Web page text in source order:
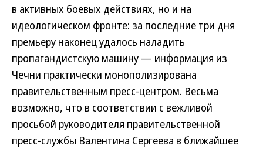
в активных боевых действиях, но и на
идеологическом фронте: за последние три дня
премьеру наконец удалось наладить
пропагандистскую машину — информация из
Чечни практически монополизирована
правительственным пресс-центром. Весьма
возможно, что в соответствии с вежливой
просьбой руководителя правительственной
пресс-службы Валентина Сергеева в ближайшее